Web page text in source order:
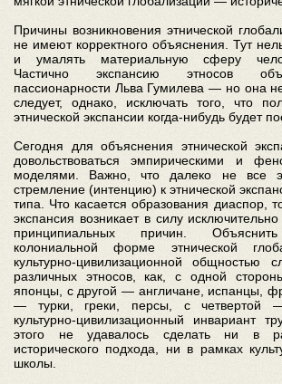
Причины возникновения этнической
не имеют корректного объяснения. Тут
и умалять материальную сферу
Частично экспансию этносов
пассионарности Льва Гумилева — но она
следует, однако, исключать того, что
этнической экспансии когда-нибудь будет
Сегодня для объяснения этнической
довольствоваться эмпирическими и
моделями. Важно, что далеко не все
стремление (интенцию) к этнической
типа. Что касается образования диаспор,
экспансия возникает в силу
принципиальных причин.
колониальной форме этнической
культурно-цивилизационной общностью
различных этносов, как, с одной
японцы, с другой — англичане, испанцы,
— турки, греки, персы, с четвертой
культурно-цивилизационный инвариант
этого не удавалось сделать ни в
исторического подхода, ни в рамках
школы.